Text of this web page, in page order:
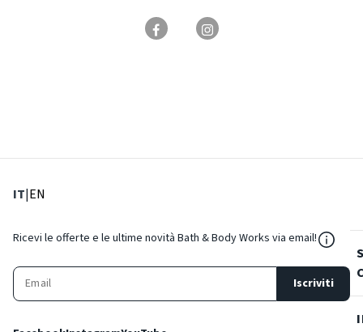
IT: Lingua corrente
|EN
Ricevi le offerte e le ultime novità Bath & Body Works via email!
Iscriviti